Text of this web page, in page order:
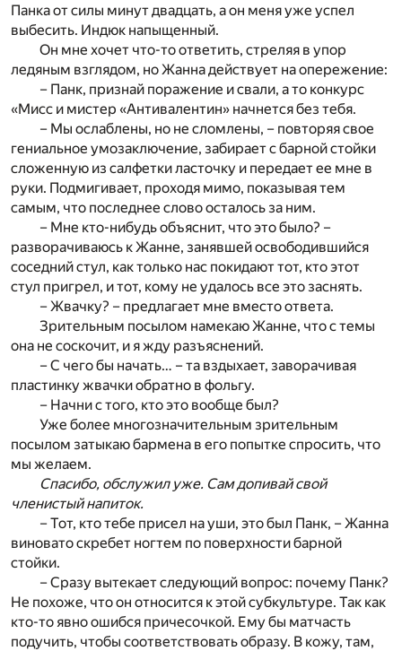
Панка от силы минут двадцать, а он меня уже успел
выбесить. Индюк напыщенный.
Он мне хочет что-то ответить, стреляя в упор
ледяным взглядом, но Жанна действует на опережение:
– Панк, признай поражение и свали, а то конкурс
«Мисс и мистер «Антивалентин» начнется без тебя.
– Мы ослаблены, но не сломлены, – повторяя свое
гениальное умозаключение, забирает с барной стойки
сложенную из салфетки ласточку и передает ее мне в
руки. Подмигивает, проходя мимо, показывая тем
самым, что последнее слово осталось за ним.
– Мне кто-нибудь объяснит, что это было? –
разворачиваюсь к Жанне, занявшей освободившийся
соседний стул, как только нас покидают тот, кто этот
стул пригрел, и тот, кому не удалось все это заснять.
– Жвачку? – предлагает мне вместо ответа.
Зрительным посылом намекаю Жанне, что с темы
она не соскочит, и я жду разъяснений.
– С чего бы начать… – та вздыхает, заворачивая
пластинку жвачки обратно в фольгу.
– Начни с того, кто это вообще был?
Уже более многозначительным зрительным
посылом затыкаю бармена в его попытке спросить, что
мы желаем.
Спасибо, обслужил уже. Сам допивай свой
членистый напиток.
– Тот, кто тебе присел на уши, это был Панк, – Жанна
виновато скребет ногтем по поверхности барной
стойки.
– Сразу вытекает следующий вопрос: почему Панк?
Не похоже, что он относится к этой субкультуре. Так как
кто-то явно ошибся причесочкой. Ему бы матчасть
подучить, чтобы соответствовать образу. В кожу, там,